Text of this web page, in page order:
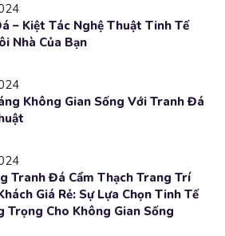
– Kiệt Tác Nghệ Thuật Tinh Tế
Nhà Của Bạn
Không Gian Sống Với Tranh Đá
Tranh Đá Cẩm Thạch Trang Trí
Giá Rẻ: Sự Lựa Chọn Tinh Tế
Trọng Cho Không Gian Sống